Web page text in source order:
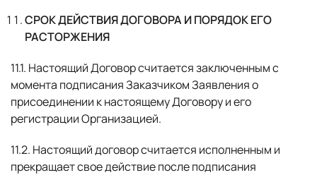
СРОК ДЕЙСТВИЯ ДОГОВОРА И ПОРЯДОК ЕГО
РАСТОРЖЕНИЯ
11.1. Настоящий Договор считается заключенным с
момента подписания Заказчиком Заявления о
присоединении к настоящему Договору и его
регистрации Организацией.
11.2. Настоящий договор считается исполненным и
прекращает свое действие после подписания